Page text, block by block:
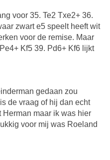
voor 35. Te2 Txe2+ 36.
zwart e5 speelt heeft wit
voor de remise. Maar
Kf5 39. Pd6+ Kf6 lijkt
gedaan zou
de vraag of hij dan echt
maar ik was hier
voor mij was Roeland